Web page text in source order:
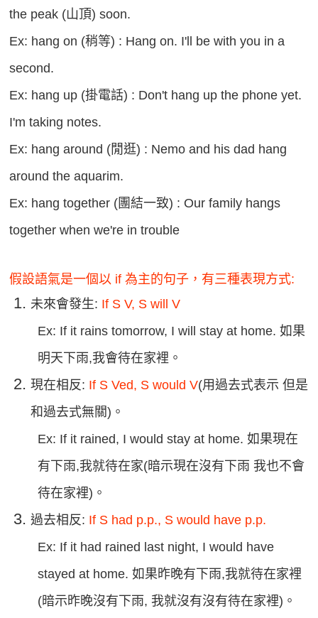
the peak (山頂) soon.
Ex: hang on (稍等) : Hang on. I'll be with you in a
second.
Ex: hang up (掛電話) : Don't hang up the phone yet.
I'm taking notes.
Ex: hang around (閒逛) : Nemo and his dad hang
around the aquarim.
Ex: hang together (團結一致) : Our family hangs
together when we're in trouble
假設語氣是一個以 if 為主的句子，有三種表現方式:
未來會發生: If S V, S will V
Ex: If it rains tomorrow, I will stay at home. 如果
明天下雨,我會待在家裡。
現在相反: If S Ved, S would V(用過去式表示 但是
和過去式無關)。
Ex: If it rained, I would stay at home. 如果現在
有下雨,我就待在家(暗示現在沒有下雨 我也不會
待在家裡)。
過去相反: If S had p.p., S would have p.p.
Ex: If it had rained last night, I would have
stayed at home. 如果昨晚有下雨,我就待在家裡
(暗示昨晚沒有下雨, 我就沒有沒有待在家裡)。